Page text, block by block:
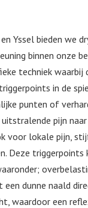
Yssel bieden we
binnen onze
techniek waarbij
in de
punten of
pijn
voor lokale pijn,
Deze
een dunne naald
waardoor een